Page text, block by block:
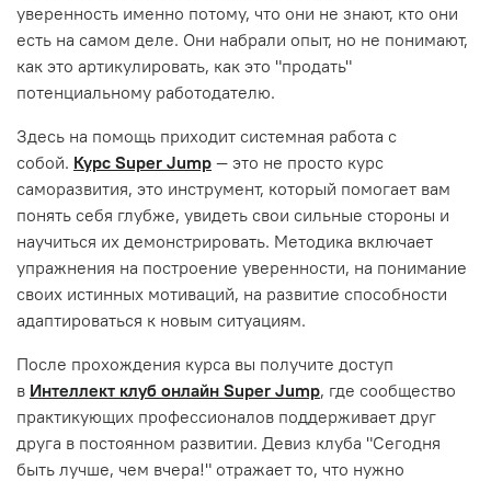
уверенность именно потому, что они не знают, кто они
есть на самом деле. Они набрали опыт, но не понимают,
как это артикулировать, как это "продать"
потенциальному работодателю.
Здесь на помощь приходит системная работа с
собой. Курс Super Jump — это не просто курс
саморазвития, это инструмент, который помогает вам
понять себя глубже, увидеть свои сильные стороны и
научиться их демонстрировать. Методика включает
упражнения на построение уверенности, на понимание
своих истинных мотиваций, на развитие способности
адаптироваться к новым ситуациям.
После прохождения курса вы получите доступ
в Интеллект клуб онлайн Super Jump, где сообщество
практикующих профессионалов поддерживает друг
друга в постоянном развитии. Девиз клуба "Сегодня
быть лучше, чем вчера!" отражает то, что нужно